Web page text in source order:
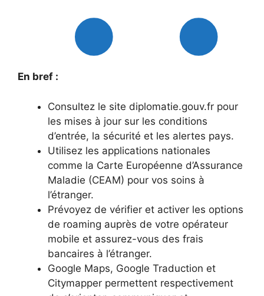
En bref :
Consultez le site diplomatie.gouv.fr pour
les mises à jour sur les conditions
d’entrée, la sécurité et les alertes pays.
Utilisez les applications nationales
comme la Carte Européenne d’Assurance
Maladie (CEAM) pour vos soins à
l’étranger.
Prévoyez de vérifier et activer les options
de roaming auprès de votre opérateur
mobile et assurez-vous des frais
bancaires à l’étranger.
Google Maps, Google Traduction et
Citymapper permettent respectivement